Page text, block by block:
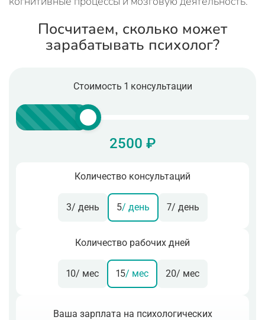
Посчитаем, сколько может
зарабатывать психолог?
Стоимость 1 консультации
2500 ₽
Количество консультаций
3/ день 5/ день 7/ день
Количество рабочих дней
10/ мес 15/ мес 20/ мес
Ваша зарплата на психологических